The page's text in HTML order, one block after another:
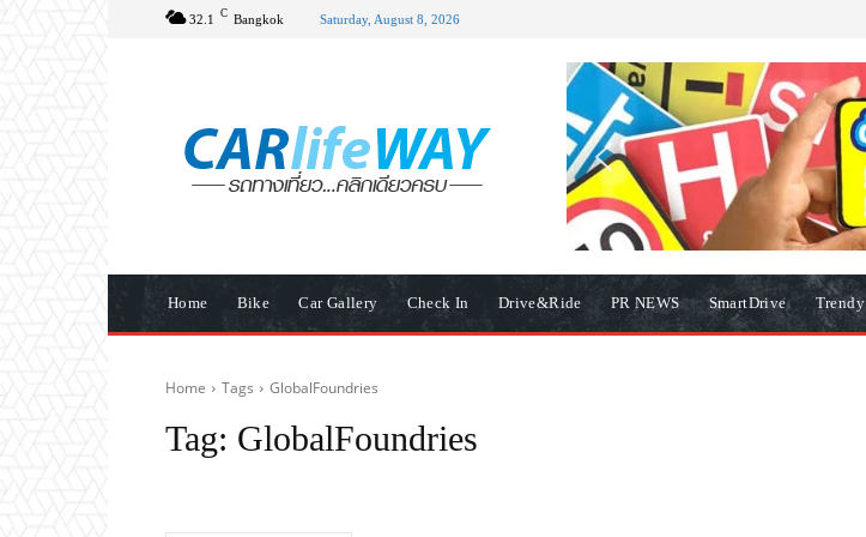
32.1 C Bangkok Saturday, August 8, 2026
Home Bike Car Gallery Check In Drive&Ride PR NEWS SmartDrive Trendy
Home Tags GlobalFoundries
Tag: GlobalFoundries